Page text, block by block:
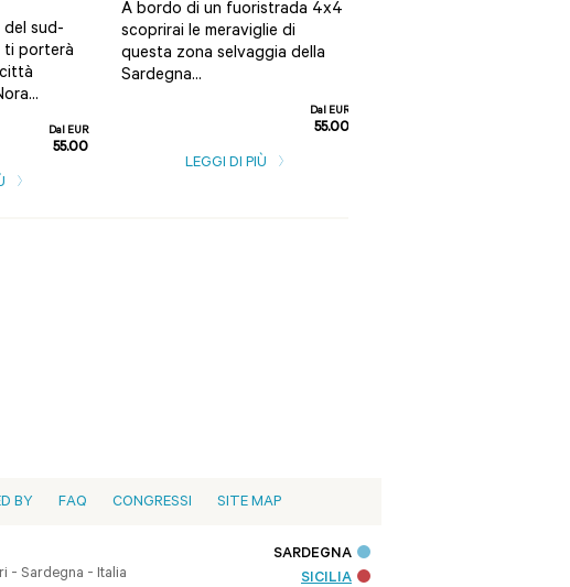
Su
sud-
ti porterà
Dal EUR
55.00
A bordo di un fuoristrada 4x4
scoprirai le meraviglie di
questa zona selvaggia della
Sardegna...
Dal EUR
55.00
LEGGI DI PIÙ
BY FAQ CONGRESSI SITE MAP
- Sardegna - Italia
SARDEGNA
SICILIA